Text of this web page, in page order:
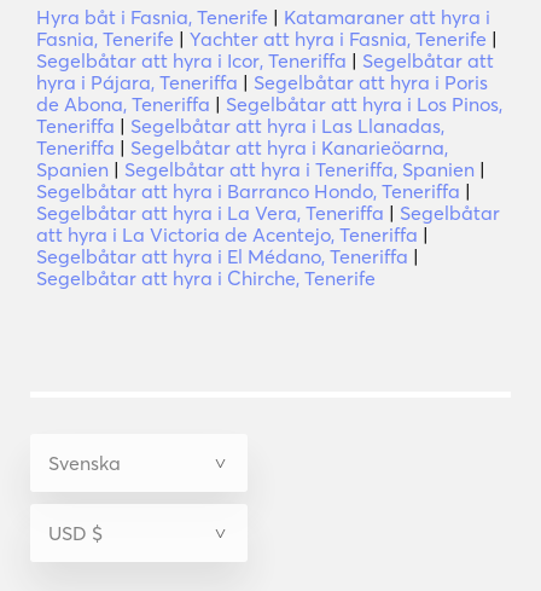
Hyra båt i Fasnia, Tenerife | Katamaraner att hyra i
Fasnia, Tenerife | Yachter att hyra i Fasnia, Tenerife |
Segelbåtar att hyra i Icor, Teneriffa | Segelbåtar att
hyra i Pájara, Teneriffa | Segelbåtar att hyra i Poris
de Abona, Teneriffa | Segelbåtar att hyra i Los Pinos,
Teneriffa | Segelbåtar att hyra i Las Llanadas,
Teneriffa | Segelbåtar att hyra i Kanarieöarna,
Spanien | Segelbåtar att hyra i Teneriffa, Spanien |
Segelbåtar att hyra i Barranco Hondo, Teneriffa |
Segelbåtar att hyra i La Vera, Teneriffa | Segelbåtar
att hyra i La Victoria de Acentejo, Teneriffa |
Segelbåtar att hyra i El Médano, Teneriffa |
Segelbåtar att hyra i Chirche, Tenerife